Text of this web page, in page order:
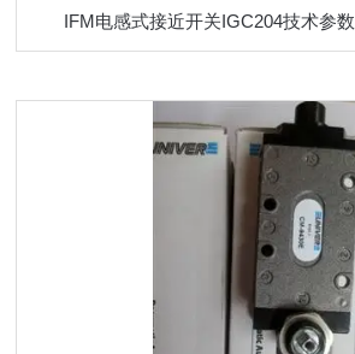
IFM电感式接近开关IGC204技术参数